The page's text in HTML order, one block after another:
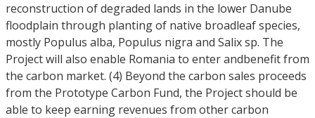
reconstruction of degraded lands in the lower Danube
floodplain through planting of native broadleaf species,
mostly Populus alba, Populus nigra and Salix sp. The
Project will also enable Romania to enter andbenefit from
the carbon market. (4) Beyond the carbon sales proceeds
from the Prototype Carbon Fund, the Project should be
able to keep earning revenues from other carbon